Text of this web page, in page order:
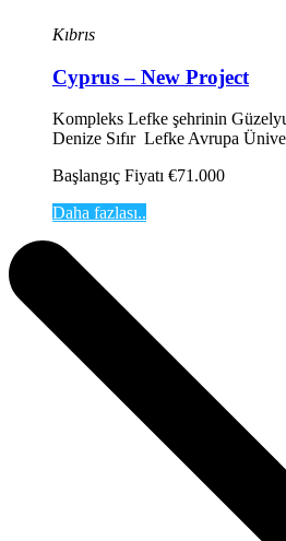
Kıbrıs
Cyprus – New Project
Kompleks Lefke şehrinin
Denize Sıfır Lefke Avrupa
Başlangıç Fiyatı €71.000
Daha fazlası..